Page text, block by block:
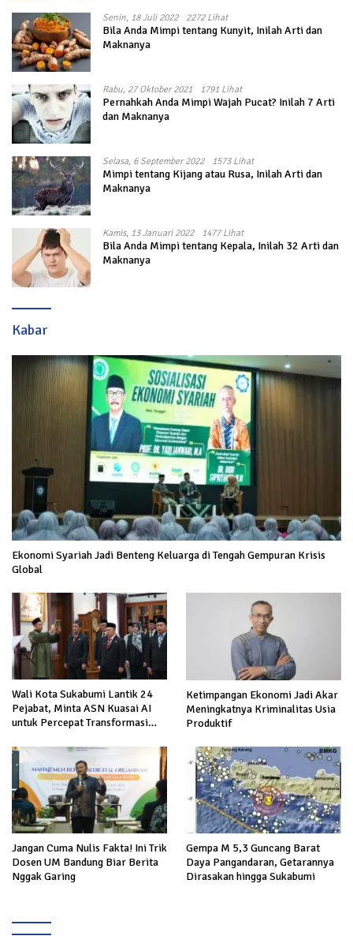
Senin, 18 Juli 2022 2272 Lihat
Bila Anda Mimpi tentang Kunyit, Inilah Arti dan
Maknanya
Rabu, 27 Oktober 2021 1791 Lihat
Pernahkah Anda Mimpi Wajah Pucat? Inilah 7 Arti
dan Maknanya
Selasa, 6 September 2022 1573 Lihat
Mimpi tentang Kijang atau Rusa, Inilah Arti dan
Maknanya
Kamis, 13 Januari 2022 1477 Lihat
Bila Anda Mimpi tentang Kepala, Inilah 32 Arti dan
Maknanya
Kabar
Ekonomi Syariah Jadi Benteng Keluarga di Tengah Gempuran Krisis
Global
Wali Kota Sukabumi Lantik 24
Pejabat, Minta ASN Kuasai AI
untuk Percepat Transformasi
Ketimpangan Ekonomi Jadi Akar
Meningkatnya Kriminalitas Usia
Produktif
Jangan Cuma Nulis Fakta! Ini Trik
Dosen UM Bandung Biar Berita
Nggak Garing
Gempa M 5,3 Guncang Barat
Daya Pangandaran, Getarannya
Dirasakan hingga Sukabumi